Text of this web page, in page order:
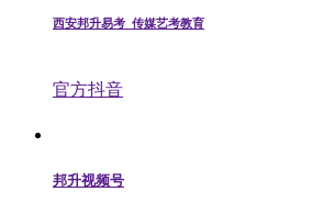
西安邦升易考_传媒艺考教育
官方抖音
邦升视频号